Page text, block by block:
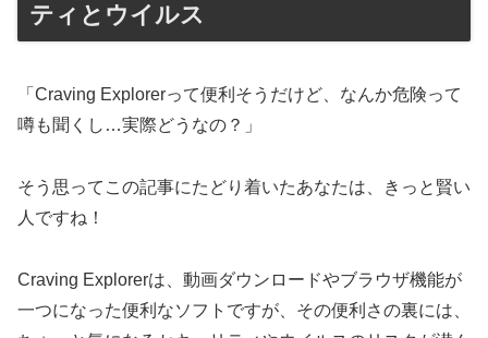
ティとウイルス
「Craving Explorerって便利そうだけど、なんか危険って
噂も聞くし…実際どうなの？」
そう思ってこの記事にたどり着いたあなたは、きっと賢い
人ですね！
Craving Explorerは、動画ダウンロードやブラウザ機能が
一つになった便利なソフトですが、その便利さの裏には、